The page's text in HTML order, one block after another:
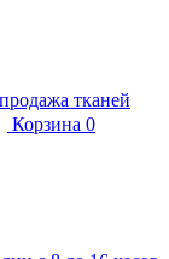
Корзина 0